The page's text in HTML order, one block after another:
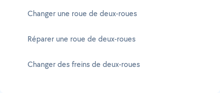
Changer une roue de deux-roues
Réparer une roue de deux-roues
Changer des freins de deux-roues